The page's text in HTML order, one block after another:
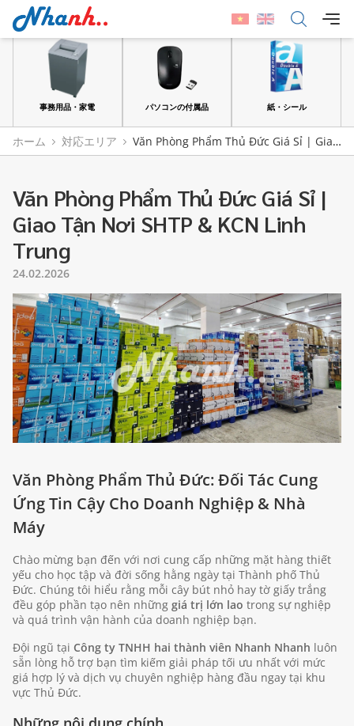
事務用品・家電 パソコンの付属品 紙・シール
ホーム 対応エリア
Văn Phòng Phẩm Thủ Đức Giá Sỉ | Giao
Tận Nơi SHTP & KCN Linh Trung
Văn Phòng Phẩm Thủ Đức Giá Sỉ |
Giao Tận Nơi SHTP & KCN Linh
Trung
24.02.2026
Văn Phòng Phẩm Thủ Đức: Đối Tác Cung
Ứng Tin Cậy Cho Doanh Nghiệp & Nhà
Máy
Chào mừng bạn đến với nơi cung cấp những mặt hàng thiết
yếu cho học tập và đời sống hằng ngày tại Thành phố Thủ
Đức. Chúng tôi hiểu rằng mỗi cây bút nhỏ hay tờ giấy trắng
đều góp phần tạo nên những giá trị lớn lao trong sự nghiệp
và quá trình vận hành của doanh nghiệp bạn.
Đội ngũ tại Công ty TNHH hai thành viên Nhanh Nhanh luôn
sẵn lòng hỗ trợ bạn tìm kiếm giải pháp tối ưu nhất với mức
giá hợp lý và dịch vụ chuyên nghiệp hàng đầu ngay tại khu
vực Thủ Đức.